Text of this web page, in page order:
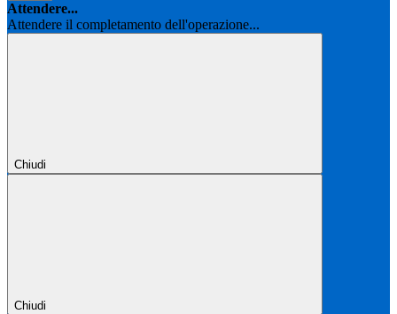
Attendere...
Attendere il completamento dell'operazione...
Chiudi
Chiudi